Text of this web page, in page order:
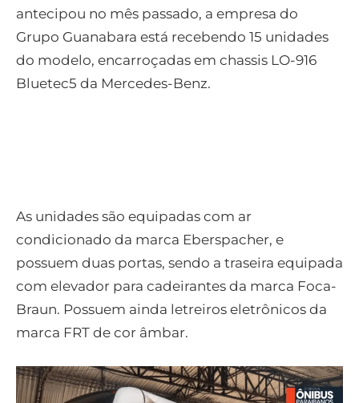
antecipou no mês passado, a empresa do
Grupo Guanabara está recebendo 15 unidades
do modelo, encarroçadas em chassis LO-916
Bluetec5 da Mercedes-Benz.
As unidades são equipadas com ar
condicionado da marca Eberspacher, e
possuem duas portas, sendo a traseira equipada
com elevador para cadeirantes da marca Foca-
Braun. Possuem ainda letreiros eletrônicos da
marca FRT de cor âmbar.